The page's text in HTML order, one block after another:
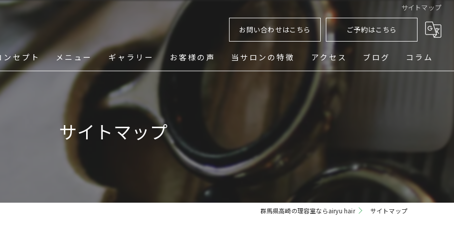
サイトマップ
お問い合わせはこちら ご予約はこちら
ンセプト
タッフ
メニュー ギャラリー お客様の声 当サロンの特徴
メンズ
フェード
アクセス ブログ コラム
サイトマップ
群馬県高崎の理容室ならairyu hair サイトマップ